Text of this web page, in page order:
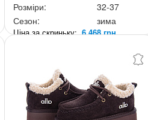
Розміри:
32-37
Сезон:
зима
Ціна за скриньку:6 468 грн.